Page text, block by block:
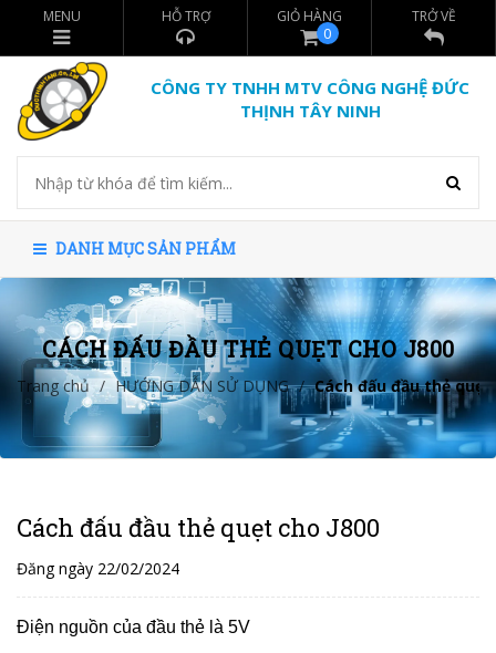
MENU HỖ TRỢ GIỎ HÀNG
0
TRỞ VỀ
CÔNG TY TNHH MTV CÔNG NGHỆ ĐỨC
THỊNH TÂY NINH
DANH MỤC SẢN PHẨM
CÁCH ĐẤU ĐẦU THẺ QUẸT CHO J800
Trang chủ / HƯỚNG DẪN SỬ DỤNG / Cách đấu đầu thẻ quẹt
Cách đấu đầu thẻ quẹt cho J800
Đăng ngày 22/02/2024
Điện nguồn của đầu thẻ là 5V